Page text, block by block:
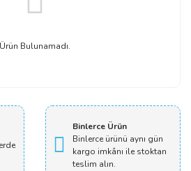
Ürün Bulunamadı.
Binlerce Ürün
Binlerce ürünü aynı gün
kargo imkânı ile stoktan
teslim alın.